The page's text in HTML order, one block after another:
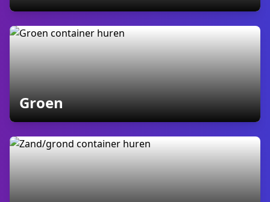
Groencontainers